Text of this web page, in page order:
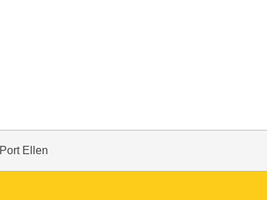
Port Ellen